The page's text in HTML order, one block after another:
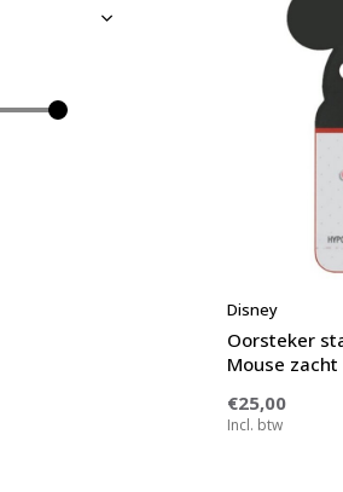
Disney
Oorsteker
Mouse zacht
€25,00
Incl. btw